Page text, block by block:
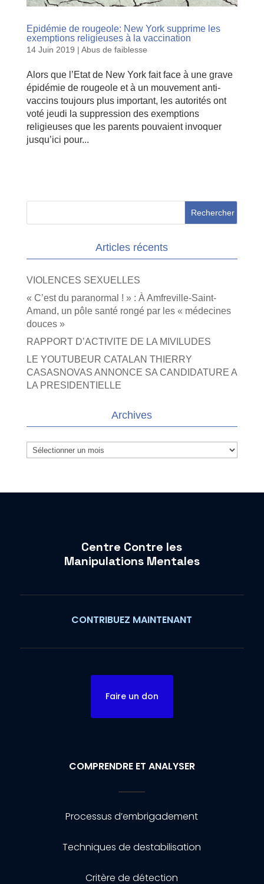
Epidémie de rougeole: New York supprime les
exemptions religieuses à la vaccination
14 Juin 2019 | Abus de faiblesse
Alors que l’Etat de New York fait face à une grave
épidémie de rougeole et à un mouvement anti-
vaccins toujours plus important, les autorités ont
voté jeudi la suppression des exemptions
religieuses que les parents pouvaient invoquer
jusqu’ici pour...
Articles récents
VIOLENCES SEXUELLES
« C’est du paranormal ! » : À Amfreville-Saint-
Amand, un pôle santé rongé par les « médecines
douces »
RAPPORT D’ACTIVITE DE LA MIVILUDES
LE YOUTUBEUR CATALAN THIERRY
CASASNOVAS ANNONCE SA CANDIDATURE A
LA PRESIDENTIELLE
Archives
Archives
Centre Contre les
Manipulations Mentales
CONTRIBUEZ MAINTENANT
Faire un don
COMPRENDRE ET ANALYSER
Processus d’embrigadement
Techniques de destabilisation
Critère de détection